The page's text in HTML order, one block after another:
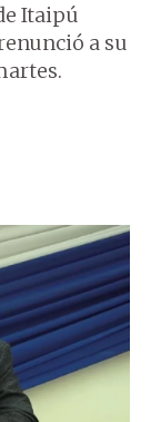
Itaipú
a su